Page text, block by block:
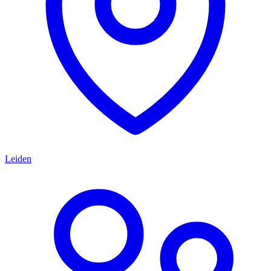
Leiden